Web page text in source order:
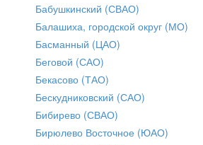
Бабушкинский (СВАО)
Балашиха, городской округ (МО)
Басманный (ЦАО)
Беговой (САО)
Бекасово (ТАО)
Бескудниковский (САО)
Бибирево (СВАО)
Бирюлево Восточное (ЮАО)